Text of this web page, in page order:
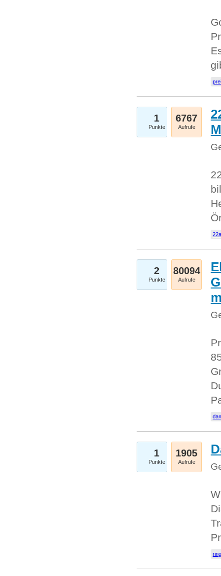
1
Punkte
6767
Aufrufe
2
Punkte
80094
Aufrufe
1
Punkte
1905
Aufrufe
ring